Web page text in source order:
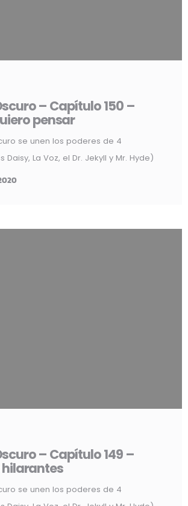
– Capítulo 150 –
pensar
se unen los poderes de 4
Daisy, La Voz, el Dr. Jekyll y Mr. Hyde)
mágico lleno de: acertijos,
– Capítulo 149 –
se unen los poderes de 4